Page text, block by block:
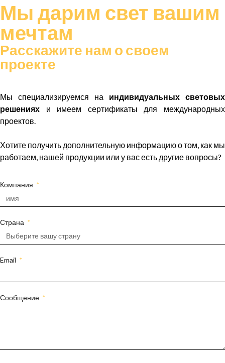
Мы дарим свет вашим
мечтам
Расскажите нам о своем
проекте
Мы специализируемся на индивидуальных световых
решениях и имеем сертификаты для международных
проектов.
Хотите получить дополнительную информацию о том, как мы
работаем, нашей продукции или у вас есть другие вопросы?
Компания
Страна
Email
Сообщение